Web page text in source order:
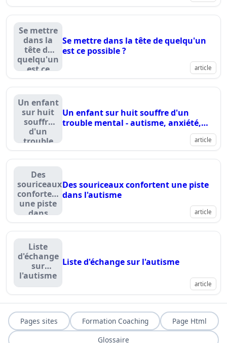
Se mettre
dans la
tête de
quelqu'un
est ce
possible ?
Se mettre dans la tête de quelqu'un
est ce possible ?
article
Un enfant
sur huit
souffre
d'un
trouble
mental -
autisme,
anxiété,
anorexie,
boulimie,
schizophré
Un enfant sur huit souffre d'un
trouble mental - autisme, anxiété,
article
Des
souriceaux
confortent
une piste
dans
l'autisme
Des souriceaux confortent une piste
dans l'autisme
article
Liste
d'échange
sur
l'autisme
Liste d'échange sur l'autisme
article
Pages sites Formation Coaching
Page Html
Glossaire